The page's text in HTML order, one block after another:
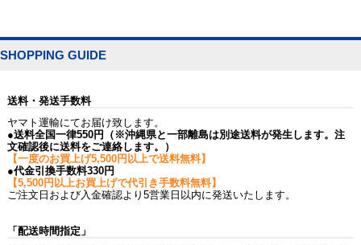
SHOPPING GUIDE
送料・発送手数料
ヤマト運輸にてお届け致します。
●送料全国一律550円（※沖縄県と一部離島は別途送料が発生します。注
文確認後に送料をご連絡します。）
【一度のお買上げ5,500円以上で送料無料】
●代金引換手数料330円
【5,500円以上お買上げで代引き手数料無料】
ご注文日および入金確認より5営業日以内に発送いたします。
「配送時間指定」